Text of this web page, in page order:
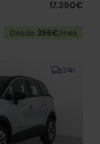
17.390€
Desde 356€/mes
24h